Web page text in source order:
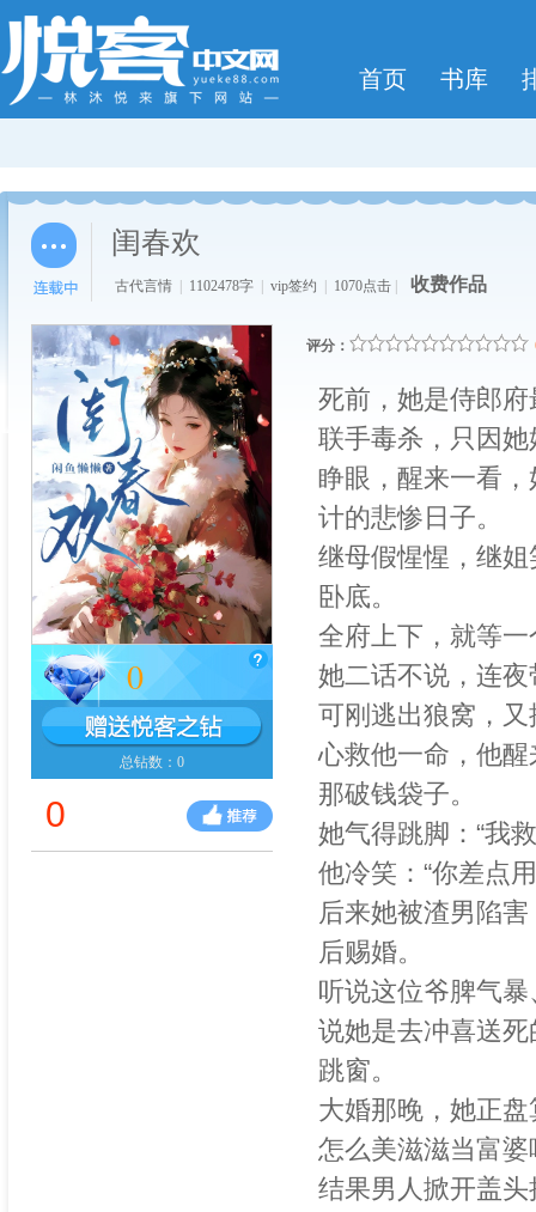
首页 书库
闺春欢
古代言情 1102478字 vip签约 1070点击 收费作品
0
总钻数：0
0
评分：
死前，她是侍郎
联手毒杀，只因
睁眼，醒来一看
计的悲惨日子。
继母假惺惺，继
卧底。
全府上下，就等
她二话不说，连
可刚逃出狼窝，
心救他一命，他
那破钱袋子。
她气得跳脚：“我
他冷笑：“你差点
后来她被渣男陷
后赐婚。
听说这位爷脾气
说她是去冲喜送
跳窗。
大婚那晚，她正
怎么美滋滋当富婆
结果男人掀开盖